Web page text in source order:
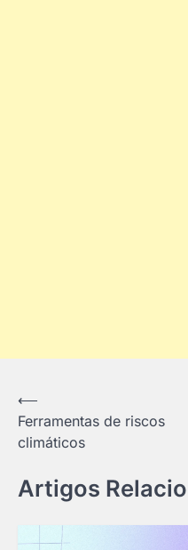
Navegação
de
Post
⟵
Ferramentas de riscos
climáticos
Artigos